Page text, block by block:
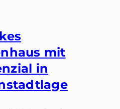
mit
in